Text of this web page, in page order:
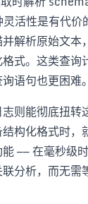
活性是有代价
解析原始文本
式。这类查询
语句也更困难。
则能彻底扭转
构化格式时，
—— 在毫秒级
分析，而无需